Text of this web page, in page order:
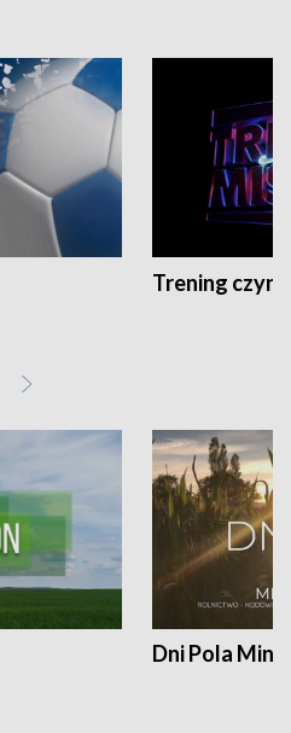
Trening czyni
Dni Pola